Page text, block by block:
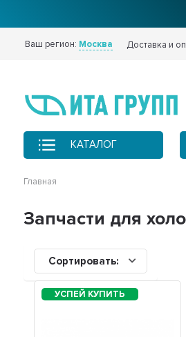
Ваш регион: Москва Доставка и
КАТАЛОГ
Главная
Запчасти для
Сортировать: